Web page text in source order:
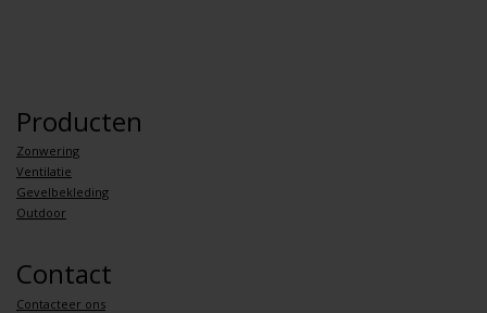
Producten
Zonwering
Ventilatie
Gevelbekleding
Outdoor
Contact
Contacteer ons